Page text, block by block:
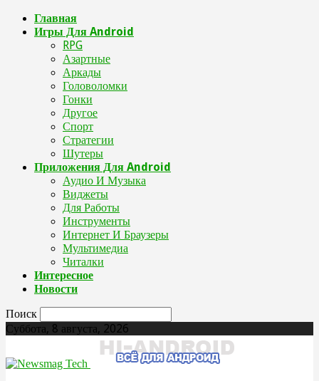
Главная
Игры Для Android
RPG
Азартные
Аркады
Головоломки
Гонки
Другое
Спорт
Стратегии
Шутеры
Приложения Для Android
Аудио И Музыка
Виджеты
Для Работы
Инструменты
Интернет И Браузеры
Мультимедиа
Читалки
Интересное
Новости
Поиск
Суббота, 8 августа, 2026